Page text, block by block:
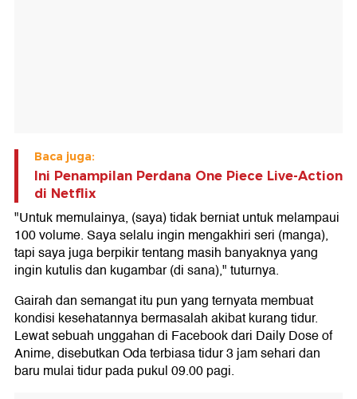
Baca juga:
Ini Penampilan Perdana One Piece Live-Action
di Netflix
"Untuk memulainya, (saya) tidak berniat untuk melampaui
100 volume. Saya selalu ingin mengakhiri seri (manga),
tapi saya juga berpikir tentang masih banyaknya yang
ingin kutulis dan kugambar (di sana)," tuturnya.
Gairah dan semangat itu pun yang ternyata membuat
kondisi kesehatannya bermasalah akibat kurang tidur.
Lewat sebuah unggahan di Facebook dari Daily Dose of
Anime, disebutkan Oda terbiasa tidur 3 jam sehari dan
baru mulai tidur pada pukul 09.00 pagi.